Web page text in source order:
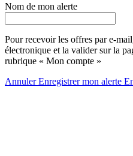
Nom de mon alerte
Pour recevoir les offres par e-
électronique et la valider sur la
rubrique « Mon compte »
AnnulerEnregistrer mon alerte